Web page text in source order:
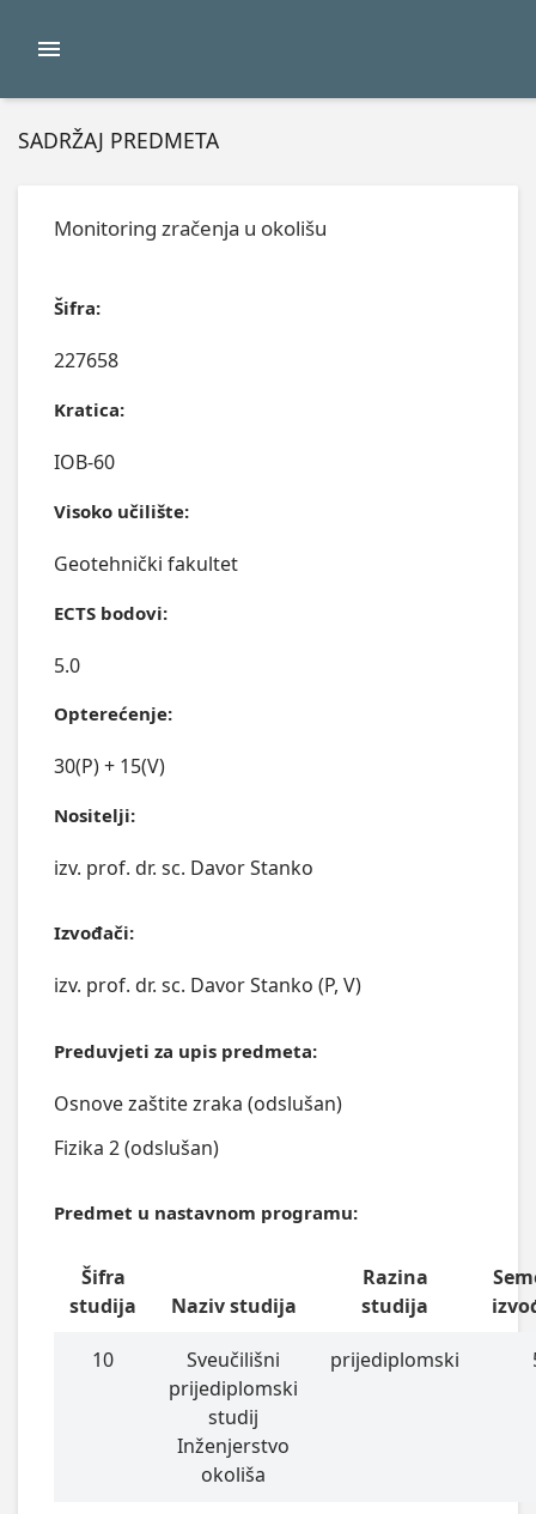
SADRŽAJ PREDMETA
Monitoring zračenja u okolišu
Šifra:
227658
Kratica:
IOB-60
Visoko učilište:
Geotehnički fakultet
ECTS bodovi:
5.0
Opterećenje:
30(P) + 15(V)
Nositelji:
izv. prof. dr. sc. Davor Stanko
Izvođači:
izv. prof. dr. sc. Davor Stanko (P, V)
Preduvjeti za upis predmeta:
Osnove zaštite zraka (odslušan)
Fizika 2 (odslušan)
Predmet u nastavnom programu:
Šifra
studija
Naziv studija
Razina
studija
10
Sveučilišni
prijediplomski
studij
Inženjerstvo
okoliša
prijediplomski